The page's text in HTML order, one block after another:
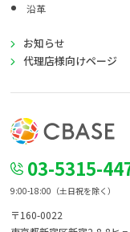
沿革
お知らせ
代理店様向けページ
03-5315-
9:00-18:00（土日祝を除く）
〒160-0022